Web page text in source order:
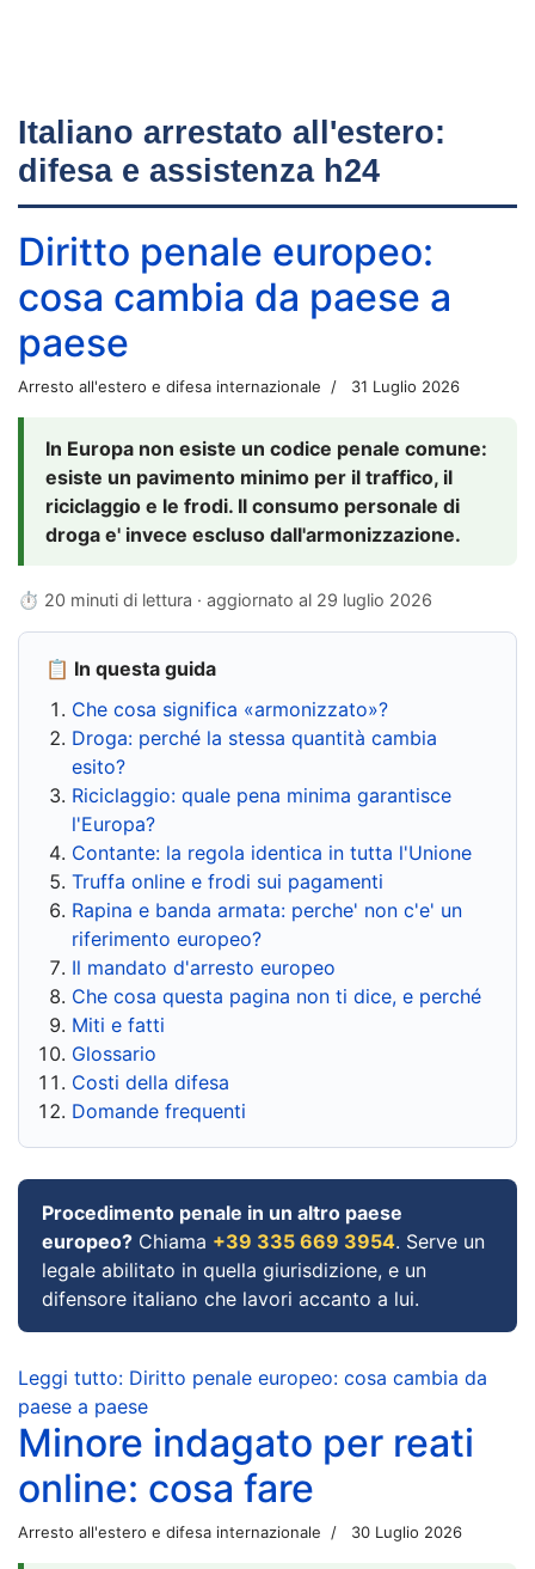
Italiano arrestato all'estero:
difesa e assistenza h24
Diritto penale europeo:
cosa cambia da paese a
paese
Arresto all'estero e difesa internazionale 31 Luglio 2026
In Europa non esiste un codice penale comune:
esiste un pavimento minimo per il traffico, il
riciclaggio e le frodi. Il consumo personale di
droga e' invece escluso dall'armonizzazione.
⏱ 20 minuti di lettura · aggiornato al 29 luglio 2026
📋 In questa guida
Che cosa significa «armonizzato»?
Droga: perché la stessa quantità cambia
esito?
Riciclaggio: quale pena minima garantisce
l'Europa?
Contante: la regola identica in tutta l'Unione
Truffa online e frodi sui pagamenti
Rapina e banda armata: perche' non c'e' un
riferimento europeo?
Il mandato d'arresto europeo
Che cosa questa pagina non ti dice, e perché
Miti e fatti
Glossario
Costi della difesa
Domande frequenti
Procedimento penale in un altro paese
europeo? Chiama +39 335 669 3954. Serve un
legale abilitato in quella giurisdizione, e un
difensore italiano che lavori accanto a lui.
Leggi tutto: Diritto penale europeo: cosa cambia da
paese a paese
Minore indagato per reati
online: cosa fare
Arresto all'estero e difesa internazionale 30 Luglio 2026